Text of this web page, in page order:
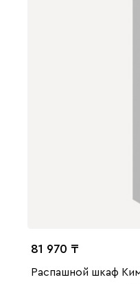
81 970
Распашной шкаф